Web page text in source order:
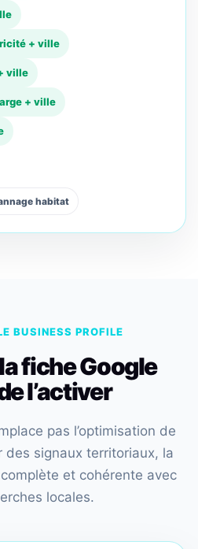
+ ville
ville
+ ville
habitat
BUSINESS PROFILE
fiche Google
l’activer
pas l’optimisation de
des signaux territoriaux, la
et cohérente avec
locales.